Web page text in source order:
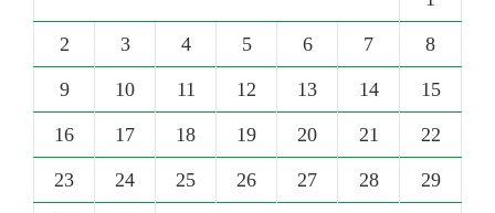
2 3 4 5 6 7 8
9 10 11 12 13 14 15
16 17 18 19 20 21 22
23 24 25 26 27 28 29